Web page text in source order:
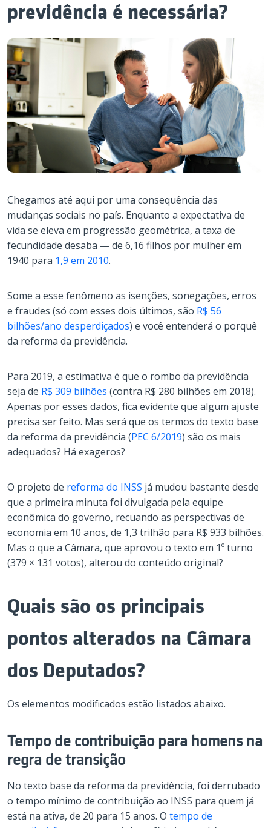
previdência é necessária?
Chegamos até aqui por uma consequência das
mudanças sociais no país. Enquanto a expectativa de
vida se eleva em progressão geométrica, a taxa de
fecundidade desaba — de 6,16 filhos por mulher em
1940 para 1,9 em 2010.
Some a esse fenômeno as isenções, sonegações, erros
e fraudes (só com esses dois últimos, são R$ 56
bilhões/ano desperdiçados) e você entenderá o porquê
da reforma da previdência.
Para 2019, a estimativa é que o rombo da previdência
seja de R$ 309 bilhões (contra R$ 280 bilhões em 2018).
Apenas por esses dados, fica evidente que algum ajuste
precisa ser feito. Mas será que os termos do texto base
da reforma da previdência (PEC 6/2019) são os mais
adequados? Há exageros?
O projeto de reforma do INSS já mudou bastante desde
que a primeira minuta foi divulgada pela equipe
econômica do governo, recuando as perspectivas de
economia em 10 anos, de 1,3 trilhão para R$ 933 bilhões.
Mas o que a Câmara, que aprovou o texto em 1º turno
(379 × 131 votos), alterou do conteúdo original?
Quais são os principais
pontos alterados na Câmara
dos Deputados?
Os elementos modificados estão listados abaixo.
Tempo de contribuição para homens na
regra de transição
No texto base da reforma da previdência, foi derrubado
o tempo mínimo de contribuição ao INSS para quem já
está na ativa, de 20 para 15 anos. O tempo de